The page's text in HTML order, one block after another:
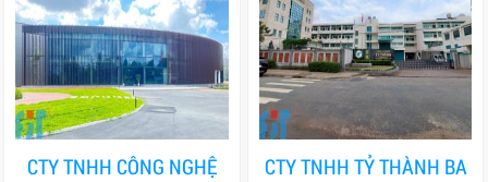
CTY TNHH CÔNG NGHỆ
CTY TNHH TỶ THÀNH BA